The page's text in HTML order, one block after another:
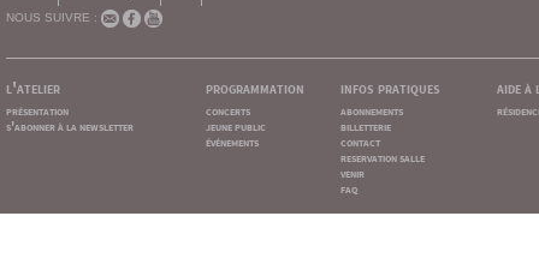
NOUS SUIVRE :
l'atelier
présentation
s'abonner à la newsletter
programmation
concerts
jeune public
événements
infos pratiques
abonnements
billetterie
contact
reservation salle
venir
faq
aide